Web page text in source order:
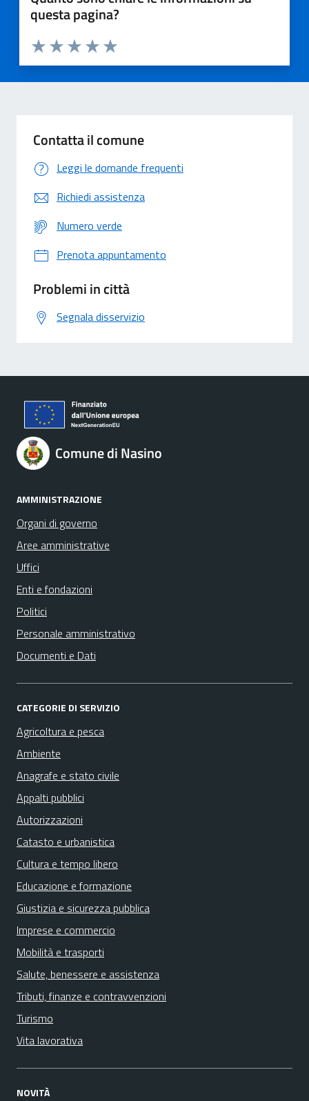
questa pagina?
Valuta 5 stelle su 5
Valuta 4 stelle su 5
Valuta 3 stelle su 5
Valuta 2 stelle su 5
Valuta 1 stelle su 5
Contatta il comune
Leggi le domande frequenti
Richiedi assistenza
Numero verde
Prenota appuntamento
Problemi in città
Segnala disservizio
Comune di Nasino
AMMINISTRAZIONE
Organi di governo
Aree amministrative
Uffici
Enti e fondazioni
Politici
Personale amministrativo
Documenti e Dati
CATEGORIE DI SERVIZIO
Agricoltura e pesca
Ambiente
Anagrafe e stato civile
Appalti pubblici
Autorizzazioni
Catasto e urbanistica
Cultura e tempo libero
Educazione e formazione
Giustizia e sicurezza pubblica
Imprese e commercio
Mobilità e trasporti
Salute, benessere e assistenza
Tributi, finanze e contravvenzioni
Turismo
Vita lavorativa
NOVITÀ